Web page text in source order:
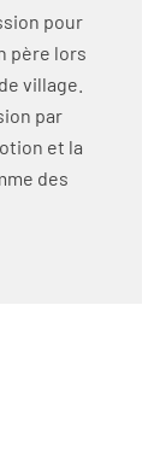
pour
père lors
village.
par
et la
des